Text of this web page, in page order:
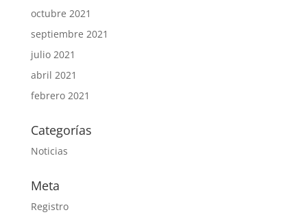
octubre 2021
septiembre 2021
julio 2021
abril 2021
febrero 2021
Categorías
Noticias
Meta
Registro